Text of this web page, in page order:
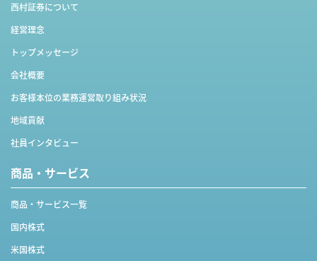
西村証券について
経営理念
トップメッセージ
会社概要
お客様本位の業務運営取り組み状況
地域貢献
社員インタビュー
商品・サービス
商品・サービス一覧
国内株式
米国株式